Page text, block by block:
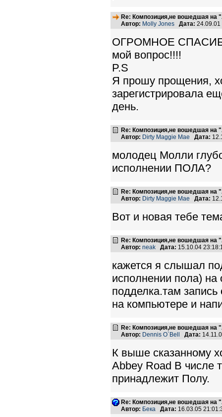
Re: Композиция,не вошедшая на
Автор: Molly Jones Дата:
ОГРОМНОЕ СПАСИБО
мой вопрос!!!!
P.S
Я прошу прощения,
зарегистрировала
день.
Re: Композиция,не вошедшая на
Автор: Dirty Maggie Mae Дата:
молодец Молли
исполнении ПОЛА?
Re: Композиция,не вошедшая на
Автор: Dirty Maggie Mae Дата:
Вот и новая тебе
Re: Композиция,не вошедшая на
Автор: neak Дата: 15.10.04
кажется я слышал
исполнении пола) на
подделка.там
на компьютере и
Re: Композиция,не вошедшая на
Автор: Dennis O`Bell Дата:
К выше сказанному
Abbey Road В числе
принадлежит Полу.
Re: Композиция,не вошедшая на
Автор: Бека Дата: 16.03.05